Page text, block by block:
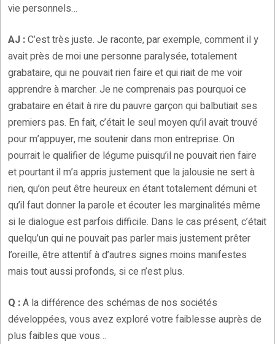
vie personnels…
AJ :C’est très juste. Je raconte, par exemple, comment il y
avait près de moi une personne paralysée, totalement
grabataire, qui ne pouvait rien faire et qui riait de me voir
apprendre à marcher. Je ne comprenais pas pourquoi ce
grabataire en était à rire du pauvre garçon qui balbutiait ses
premiers pas. En fait, c’était le seul moyen qu’il avait trouvé
pour m’appuyer, me soutenir dans mon entreprise. On
pourrait le qualifier de légume puisqu’il ne pouvait rien faire
et pourtant il m’a appris justement que la jalousie ne sert à
rien, qu’on peut être heureux en étant totalement démuni et
qu’il faut donner la parole et écouter les marginalités même
si le dialogue est parfois difficile. Dans le cas présent, c’était
quelqu’un qui ne pouvait pas parler mais justement prêter
l’oreille, être attentif à d’autres signes moins manifestes
mais tout aussi profonds, si ce n’est plus.
Q :A la différence des schémas de nos sociétés
développées, vous avez exploré votre faiblesse auprès de
plus faibles que vous…